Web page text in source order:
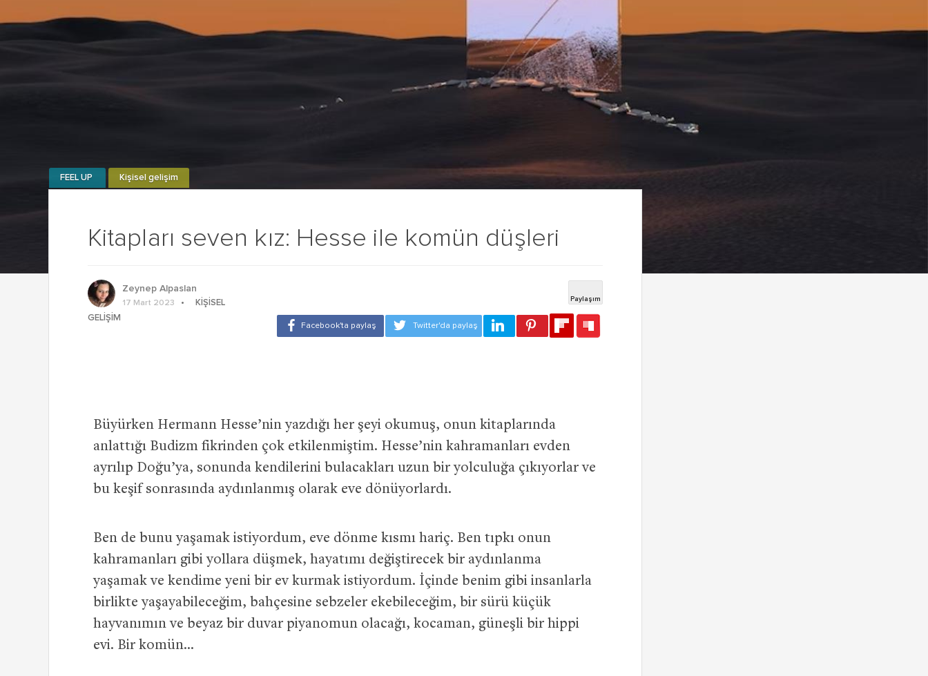
Kitapları seven kız: Hesse ile komün düşleri
FEEL UP Kişisel gelişim
Zeynep Alpaslan
17 Mart 2023
KIŞISEL
GELIŞIM
Büyürken Hermann Hesse’nin yazdığı her şeyi okumuş, onun kitaplarında
anlattığı Budizm fikrinden çok etkilenmiştim. Hesse’nin kahramanları evden
ayrılıp Doğu’ya, sonunda kendilerini bulacakları uzun bir yolculuğa çıkıyorlar ve
bu keşif sonrasında aydınlanmış olarak eve dönüyorlardı.
Ben de bunu yaşamak istiyordum, eve dönme kısmı hariç. Ben tıpkı onun
kahramanları gibi yollara düşmek, hayatımı değiştirecek bir aydınlanma
yaşamak ve kendime yeni bir ev kurmak istiyordum. İçinde benim gibi insanlarla
birlikte yaşayabileceğim, bahçesine sebzeler ekebileceğim, bir sürü küçük
hayvanımın ve beyaz bir duvar piyanomun olacağı, kocaman, güneşli bir hippi
evi. Bir komün…